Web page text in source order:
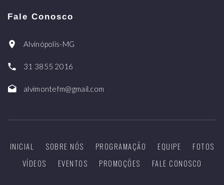
Fale Conosco
Alvinópolis-MG
31 3855 2016
alvimontefm@gmail.com
INICIAL SOBRE NÓS PROGRAMAÇÃO EQUIPE
FOTOS
VÍDEOS
EVENTOS PROMOÇÕES FALE CONOSCO